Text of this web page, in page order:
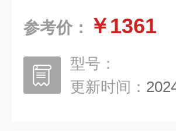
参考价： ￥1361
型号：
更新时间：